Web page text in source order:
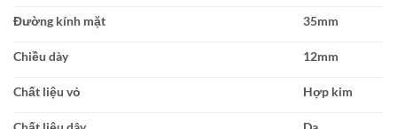
Đường kính mặt 35mm
Chiều dày 12mm
Chất liệu vỏ Hợp kim